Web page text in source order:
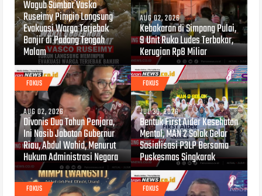
Wagub Sumbar Vasko
Ruseimy Pimpin Langsung
Evakuasi Warga Terjebak
Banjir di Padang Tengah
Malam
AUG 02, 2026
Kebakaran di Simpang Pulai,
9 Unit Ruko Ludes Terbakar,
Kerugian Rp8 Miliar
FOKUS
AUG 02, 2026
Divonis Dua Tahun Penjara,
Ini Nasib Jabatan Gubernur
Riau, Abdul Wahid, Menurut
Hukum Administrasi Negara
FOKUS
JUL 30, 2026
Bentuk First Aider Kesehatan
Mental, MAN 2 Solok Gelar
Sosialisasi P3LP Bersama
Puskesmas Singkarak
FOKUS FOKUS